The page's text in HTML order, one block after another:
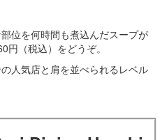
位を何時間も煮込んだスープが
（税込）をどうぞ。
人気店と肩を並べられるレベル